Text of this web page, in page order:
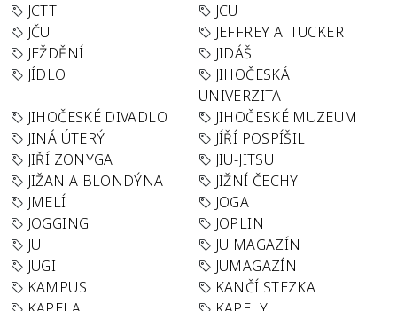
JCTT
JCU
JČU
JEFFREY A. TUCKER
JEŽDĚNÍ
JIDÁŠ
JÍDLO
JIHOČESKÁ
UNIVERZITA
JIHOČESKÉ DIVADLO
JIHOČESKÉ MUZEUM
JINÁ ÚTERÝ
JÍŘÍ POSPÍŠIL
JIŘÍ ZONYGA
JIU-JITSU
JIŽAN A BLONDÝNA
JIŽNÍ ČECHY
JMELÍ
JOGA
JOGGING
JOPLIN
JU
JU MAGAZÍN
JUGI
JUMAGAZÍN
KAMPUS
KANČÍ STEZKA